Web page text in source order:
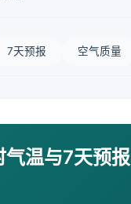
7天预报 空气质量
温与7天预报